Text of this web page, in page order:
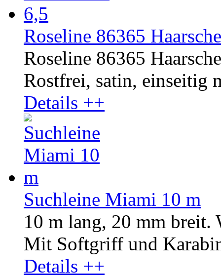
Roseline 86365
Roseline 86365
Rostfrei, satin, einseitig
Details ++
Suchleine Miami 10 m
10 m lang, 20 mm breit.
Mit Softgriff und
Details ++